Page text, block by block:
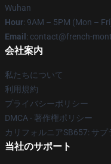
Wuhan
Hour: 9AM – 5PM (Mon –
Email : contact@french-
会社案内
私たちについて
利用規約
プライバシーポリシー
DMCA - 著作権ポリシー
カリフォルニアSB657: サ
当社のサポート